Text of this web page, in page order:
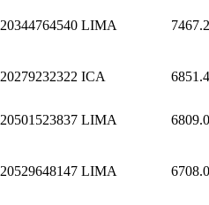
20344764540 LIMA
20279232322 ICA
20501523837 LIMA
20529648147 LIMA